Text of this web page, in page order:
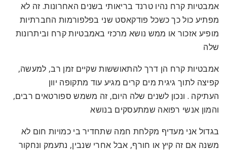
אמבטיות קרח נהיו טרנד בריאותי בשנים האחרונות. זה לא
מפתיע כול כך כשכל פודקאסט שני בפלפורמות החברתיות
מופיע אזכור או ממש נושא מרכזי באמבטיות קרח וביתרונות
שלה
אמבטיות קרח הן דרך להתאוששות שקיים זמן רב, למעשה,
קפיצה לתוך גיגית מים קרים מגיע עוד מתקופה יוון
העתיקה . ונכון לשנים שלה היום, זה משמש ספורטאים רבים,
והמון אנשי רפואה שמתעסקים בנושא
בגדול אני מעדיף מקלחת חמה שתחדיר בי כמויות חום לא
משנה אם זה קיץ או חורף, אבל אחרי שנבין, נתעמק ונחקור